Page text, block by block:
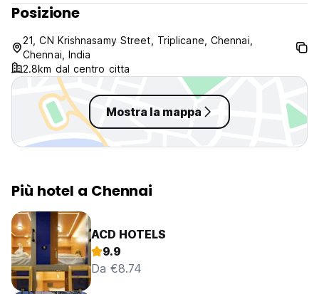
Posizione
21, CN Krishnasamy Street, Triplicane, Chennai,
Chennai, India
2.8km dal centro citta
Mostra la mappa
Più hotel a Chennai
ACD HOTELS
9.9
Da €8.74